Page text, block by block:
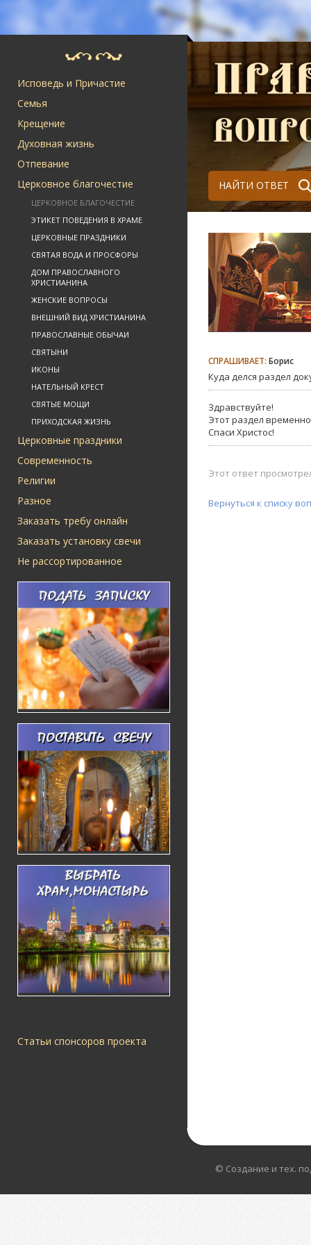
Исповедь и Причастие
Семья
Крещение
Духовная жизнь
Отпевание
Церковное благочестие
ЦЕРКОВНОЕ БЛАГОЧЕСТИЕ
ЭТИКЕТ ПОВЕДЕНИЯ В ХРАМЕ
ЦЕРКОВНЫЕ ПРАЗДНИКИ
СВЯТАЯ ВОДА И ПРОСФОРЫ
ДОМ ПРАВОСЛАВНОГО
ХРИСТИАНИНА
ЖЕНСКИЕ ВОПРОСЫ
ВНЕШНИЙ ВИД ХРИСТИАНИНА
ПРАВОСЛАВНЫЕ ОБЫЧАИ
СВЯТЫНИ
ИКОНЫ
НАТЕЛЬНЫЙ КРЕСТ
СВЯТЫЕ МОЩИ
ПРИХОДСКАЯ ЖИЗНЬ
Церковные праздники
Современность
Религии
Разное
Заказать требу онлайн
Заказать установку свечи
Не рассортированное
Статьи спонсоров проекта
НАЙТИ ОТВЕТ
СПРАШИВАЕТ: Борис
Куда делся раздел
Здравствуйте!
Этот раздел
Спаси Христос!
Этот ответ
Вернуться к списку
© Создание и тех.